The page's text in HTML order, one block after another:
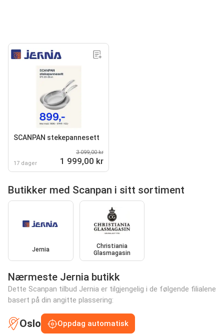
SCANPAN stekepannesett
17 dager
3 099,00 kr
1 999,00 kr
Butikker med Scanpan i sitt sortiment
Jernia
Christiania
Glasmagasin
Nærmeste Jernia butikk
Dette Scanpan tilbud Jernia er tilgjengelig i de følgende filialene
basert på din angitte plassering:
Oslo Oppdag automatisk